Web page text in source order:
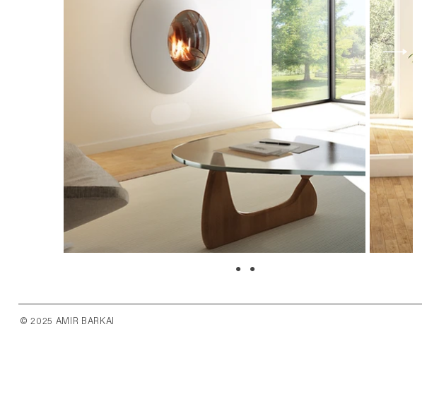
..
© 2025 AMIR BARKAI